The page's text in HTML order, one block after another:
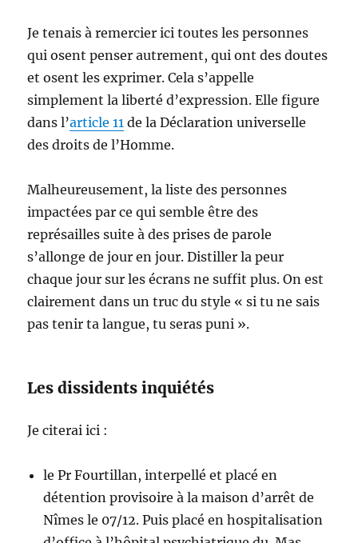
Je tenais à remercier ici toutes les personnes
qui osent penser autrement, qui ont des doutes
et osent les exprimer. Cela s’appelle
simplement la liberté d’expression. Elle figure
dans l’article 11 de la Déclaration universelle
des droits de l’Homme.
Malheureusement, la liste des personnes
impactées par ce qui semble être des
représailles suite à des prises de parole
s’allonge de jour en jour. Distiller la peur
chaque jour sur les écrans ne suffit plus. On est
clairement dans un truc du style « si tu ne sais
pas tenir ta langue, tu seras puni ».
Les dissidents inquiétés
Je citerai ici :
le Pr Fourtillan, interpellé et placé en
détention provisoire à la maison d’arrêt de
Nîmes le 07/12. Puis placé en hospitalisation